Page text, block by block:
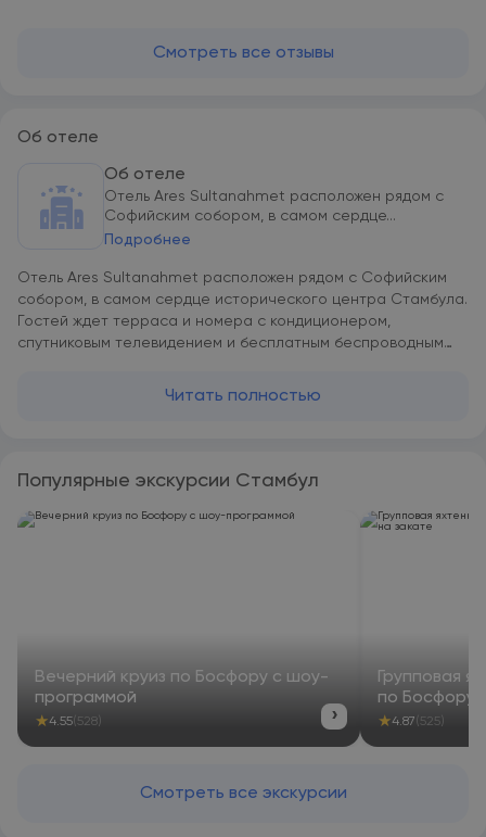
Смотреть все отзывы
Об отеле
Об отеле
Отель Ares Sultanahmet расположен рядом с
Софийским собором, в самом сердце...
Подробнее
Отель Ares Sultanahmet расположен рядом с Софийским
собором, в самом сердце исторического центра Стамбула.
Гостей ждет терраса и номера с кондиционером,
спутниковым телевидением и бесплатным беспроводным
ортопедическими кроватями, телевизором с плоским
пролив Босфор. Отель Ares находится менее чем в 200
метрах от Голубой мечети, археологического музея и
дворца Топкапы. Расстояние до аэропорта Ататюрка
Читать полностью
Популярные экскурсии Стамбул
Вечерний круиз по Босфору с шоу-
программой
★4.55 (528) ›
Групповая
по Босфору
★4.87 (525)
Смотреть все экскурсии